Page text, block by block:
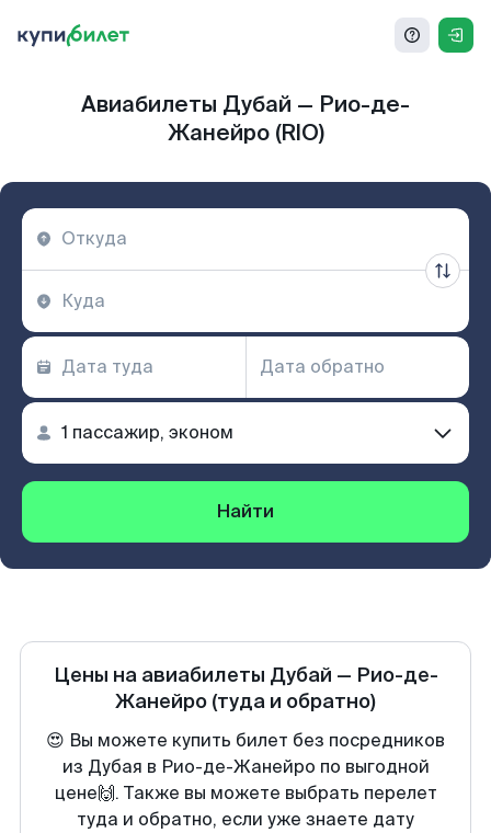
Авиабилеты Дубай — Рио-де-
Жанейро (RIO)
Найти
Цены на авиабилеты Дубай — Рио-де-
Жанейро (туда и обратно)
😍 Вы можете купить билет без посредников
из Дубая в Рио-де-Жанейро по выгодной
цене🙌. Также вы можете выбрать перелет
туда и обратно, если уже знаете дату